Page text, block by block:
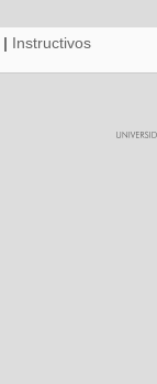
| Instructivos